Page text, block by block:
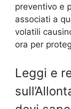
preventivo e
associati a
volatili
ora per
Leggi e